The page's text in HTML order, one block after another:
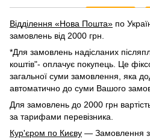
Відділення «Нова Пошта» по
замовлень від 2000 грн.
*Для замовлень надісланих
коштів"- оплачує покупець. Це
загальної суми замовлення, яка
автоматично до суми Вашого
Для замовлень до 2000 грн
за тарифами перевізника.
Кур'єром по Києву — Замовлення